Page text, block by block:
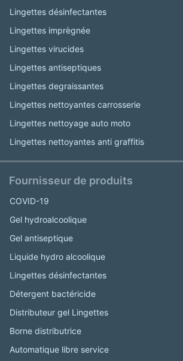
Lingettes désinfectantes
Lingettes imprègnée
Lingettes virucides
Lingettes antiseptiques
Lingettes degraissantes
Lingettes nettoyantes carrosserie
Lingettes nettoyage auto moto
Lingettes nettoyantes anti graffitis
Fournisseur de produits
COVID-19
Gel hydroalcoolique
Gel antiseptique
Liquide hydro alcoolique
Lingettes désinfectantes
Détergent bactéricide
Distributeur gel Lingettes
Borne distributrice
Automatique libre service